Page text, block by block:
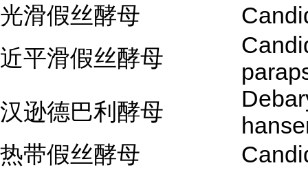
光滑假丝酵母
近平滑假丝酵母
汉逊德巴利酵母
热带假丝酵母